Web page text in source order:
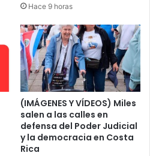
Hace 9 horas
(IMÁGENES Y VÍDEOS) Miles
salen a las calles en
defensa del Poder Judicial
y la democracia en Costa
Rica